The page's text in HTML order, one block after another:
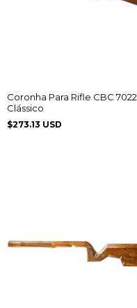
Coronha Para Rifle CBC 7022
Clássico
$273.13 USD